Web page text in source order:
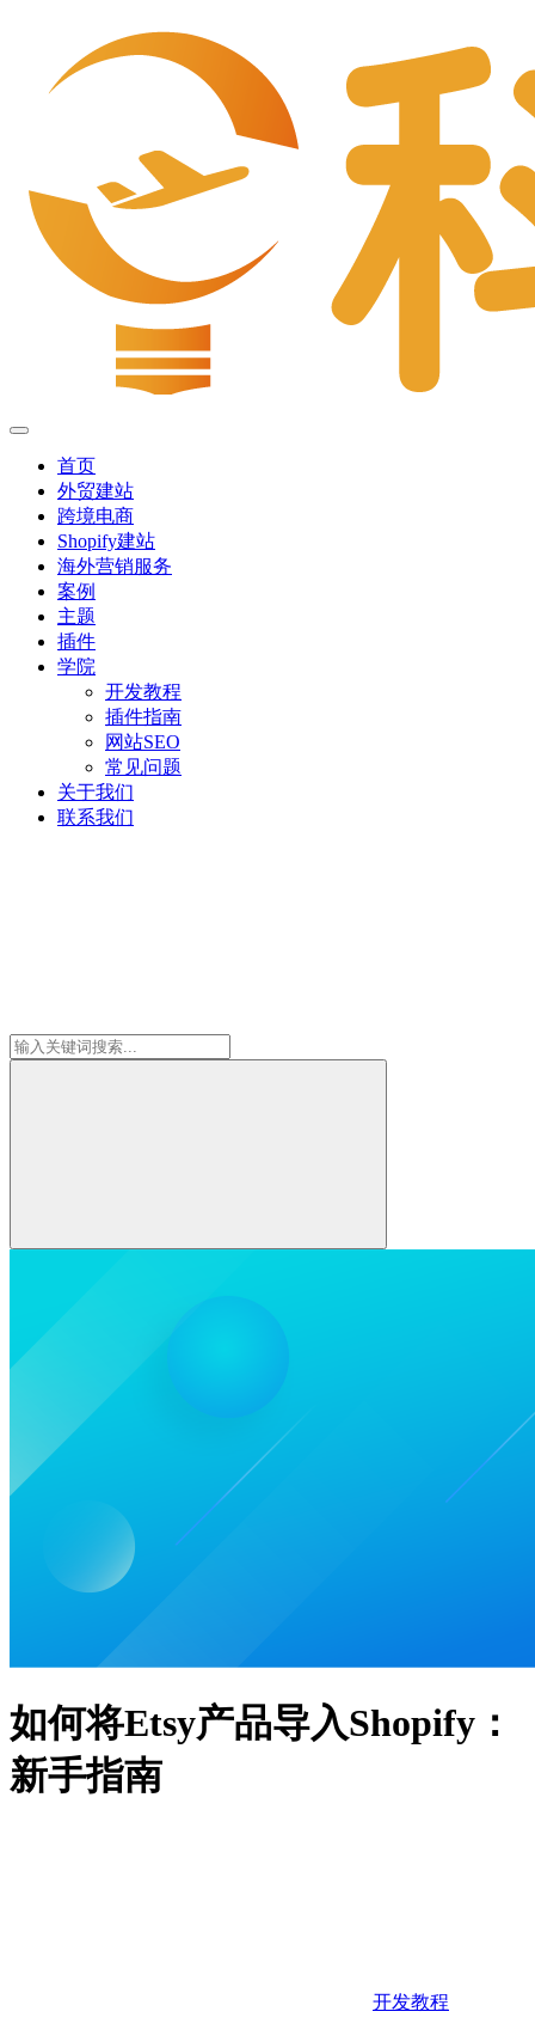
首页
外贸建站
跨境电商
Shopify建站
海外营销服务
案例
主题
插件
学院
开发教程
插件指南
网站SEO
常见问题
关于我们
联系我们
如何将Etsy产品导入Shopify：
新手指南
开发教程